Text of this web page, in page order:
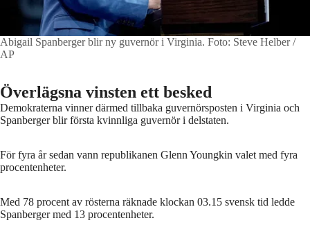
Abigail Spanberger blir ny guvernör i Virginia. Foto: Steve Helber /
AP
Överlägsna vinsten ett besked
Demokraterna vinner därmed tillbaka guvernörsposten i Virginia och
Spanberger blir första kvinnliga guvernör i delstaten.
För fyra år sedan vann republikanen Glenn Youngkin valet med fyra
procentenheter.
Med 78 procent av rösterna räknade klockan 03.15 svensk tid ledde
Spanberger med 13 procentenheter.